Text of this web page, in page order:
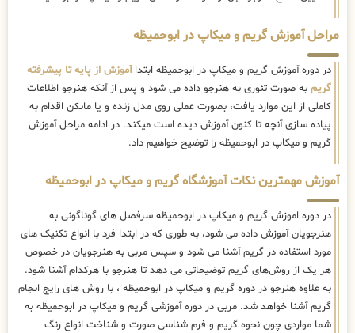
مراحل آموزش گریم و میکاپ در ابوحمیظه
در دوره آموزش گریم و میکاپ در ابوحمیظه ابتداآموزش از پایه تا پیشرفته
گریم به صورت تئوری به هنرجو داده می شود و پس از آنکه هنرجو اطلاعات
کاملی از این موارد یافت، بصورت عملی روی مدل زنده و یا مانکن اقدام به
پیاده سازی آنچه تا کنون آموزش دیده است میکند. در ادامه مراحل آموزش
گریم و میکاپ در ابوحمیظه را توضیح خواهیم داد.
آموزش مهمترین نکات آموزشگاه گریم و میکاپ در ابوحمیظه
در دوره اموزش گریم و میکاپ در ابوحمیظه سرفصل های گوناگونی به
هنرجویان آموزش داده می شود، به طوری که در ابتدا فرد با انواع تکنیک های
مورد استفاده در گریم آشنا می شود و سپس مربی به هنرجویان در خصوص
هر یک از روش‌های گریم توضیحاتی می دهد تا هنرجو با هرکدام آشنا شود.
به علاوه هنرجو در دوره گریم و میکاپ در ابوحمیظه ، با روش های رایج انجام
گریم آشنا خواهد شد. مربی در دوره آموزشی گریم و میکاپ در ابوحمیظه به
شما مواردی چون نحوه گریم و فرم شناسی صورت و شناخت انواع رنگ